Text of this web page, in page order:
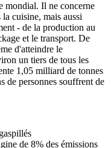
mondial. Il ne concerne
la cuisine, mais aussi
- de la production au
et le transport. De
d'atteindre le
un tiers de tous les
1,05 milliard de tonnes
de personnes souffrent de
de 8% des émissions